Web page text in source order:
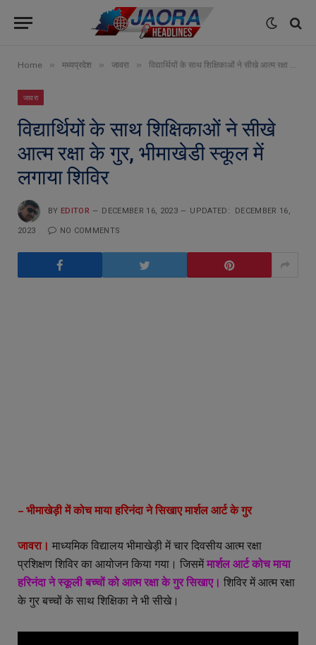
Home » मध्यप्रदेश » जावरा » विद्यार्थियों के साथ शिक्षिकाओं ने सीखे आत्म रक्षा के गुर, भीमाखेडी स्कूल में लगाया शिविर
जावरा
विद्यार्थियों के साथ शिक्षिकाओं ने सीखे
आत्म रक्षा के गुर, भीमाखेडी स्कूल में
लगाया शिविर
BY EDITOR DECEMBER 16, 2023 UPDATED: DECEMBER 16,
2023 NO COMMENTS
– भीमाखेड़ी में कोच माया हरिनंदा ने सिखाए मार्शल आर्ट के गुर
जावरा। माध्यमिक विद्यालय भीमाखेड़ी में चार दिवसीय आत्म रक्षा
प्रशिक्षण शिविर का आयोजन किया गया। जिसमेंमार्शल आर्ट कोच माया
हरिनंदा ने स्कूली बच्चों को आत्म रक्षा के गुर सिखाए। शिविर में आत्म रक्षा
के गुर बच्चों के साथ शिक्षिका ने भी सीखे।